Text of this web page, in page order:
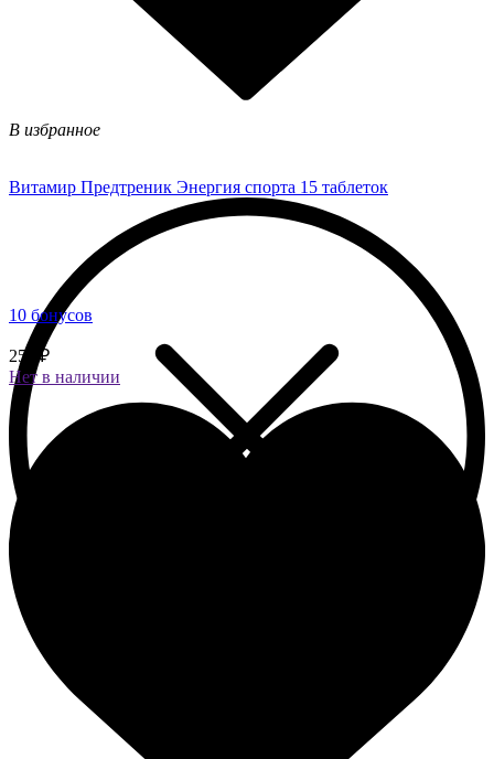
В избранное
Витамир Предтреник Энергия спорта 15 таблеток
10 бонусов
250 ₽
Нет в наличии